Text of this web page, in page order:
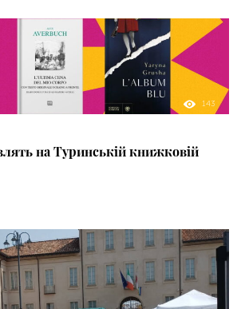
143
на Туринській книжковій